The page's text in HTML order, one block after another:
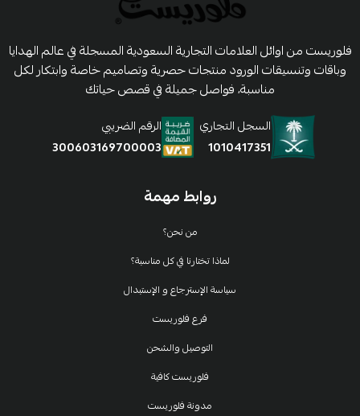
روابط مهمة
من نحن؟
لماذا تختارنا في كل مناسبة؟
سياسة الإسترجاع و الإستبدال
فرع فلوريست
التوصيل والشحن
فلوريست كافية
مدونة فلوريست
فلوريست من اوائل العلامات التجارية السعودية المسجلة في عالم الهدايا
وباقات وتنسيقات الورود منتجات حصرية وتصاميم خاصة وابتكار لكل
مناسبة، فواصل جميلة في قصص حياتك
السجل التجاري
1010417351
الرقم الضريبي
300603169700003